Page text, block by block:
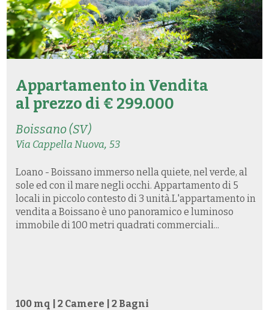
Appartamento in Vendita
al prezzo di € 299.000
Boissano (SV)
Via Cappella Nuova,53
Loano - Boissano immerso nella quiete, nel verde, al
sole ed con il mare negli occhi. Appartamento di 5
locali in piccolo contesto di 3 unità.L'appartamento in
vendita a Boissano è uno panoramico e luminoso
immobile di 100 metri quadrati commerciali...
100 mq | 2 Camere | 2 Bagni